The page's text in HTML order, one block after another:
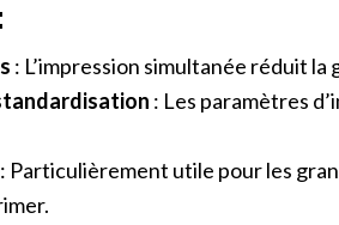
: L’impression simultanée réduit
: Les paramètres
: Particulièrement utile pour les